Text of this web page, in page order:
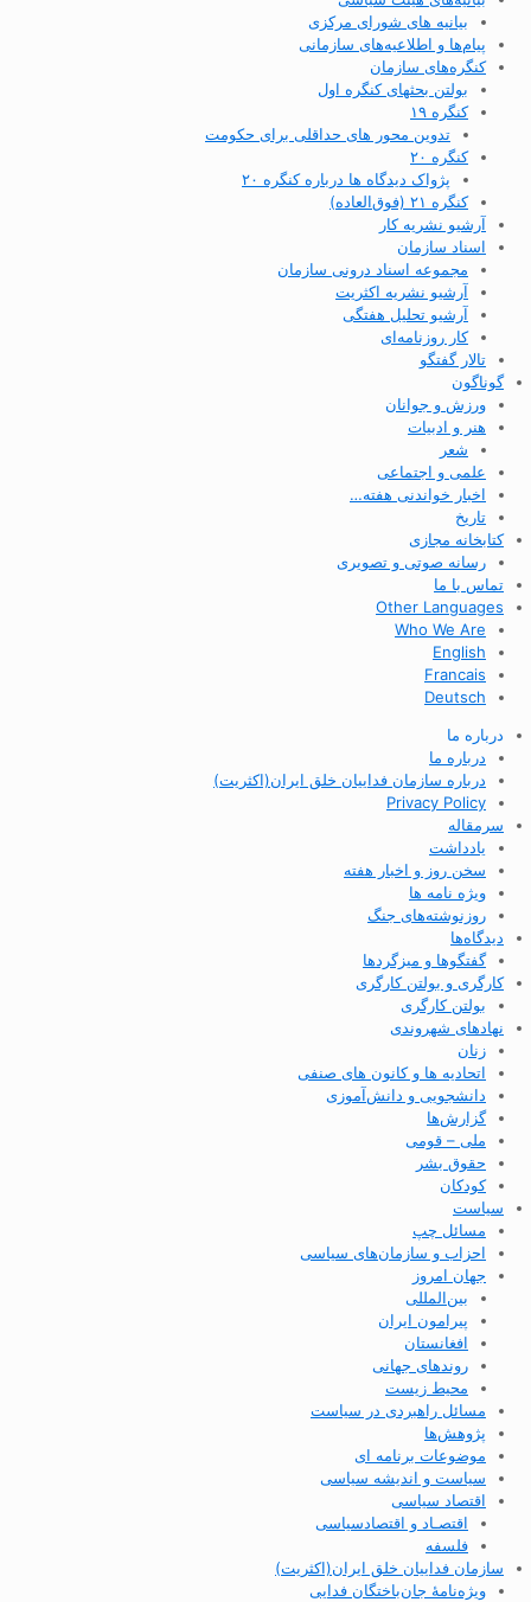
بیانیه های شورای مرکزی
پیام‌ها و اطلاعیه‌های سازمانی
کنگره‌های سازمان
بولتن بحثهای کنگره اول
کنگره ۱۹
تدوین محور های حداقلی برای حکومت
کنگره ۲۰
پژواک دیدگاه ها درباره کنگره ۲۰
کنگره ۲۱ (فوق‌العاده)
آرشیو نشریه کار
اسناد سازمان
مجموعه اسناد درونی سازمان
آرشیو نشریه اکثریت
آرشیو تحلیل هفتگی
کار روزنامه‌ای
تالار گفتگو
گوناگون
ورزش و جوانان
هنر و ادبیات
شعر
علمی و اجتماعی
اخبار خواندنی هفته…
تاریخ
کتابخانه مجازی
رسانه صوتی و تصویری
تماس با ما
Other Languages
Who We Are
English
Francais
Deutsch
درباره ما
درباره ما
درباره سازمان فداییان خلق ایران(اکثریت)
Privacy Policy
سرمقاله
یادداشت
سخن روز و اخبار هفته
ویژه نامه ها
روزنوشته‌های جنگ
دیدگاه‌ها
گفتگوها و میزگردها
کارگری و بولتن کارگری
بولتن کارگری
نهادهای شهروندی
زنان
اتحادیه ها و کانون های صنفی
دانشجویی و دانش‌آموزی
گزارش‌ها
ملی – قومی
حقوق بشر
کودکان
سیاست
مسائل چپ
احزاب و سازمان‌های سیاسی
جهان امروز
بین‌المللی
پیرامون ایران
افغانستان
روندهای جهانی
محیط زیست
مسائل راهبردی در سیاست
پژوهش‌ها
موضوعات برنامه ای
سیاست و اندیشه سیاسی
اقتصاد سیاسی
اقتصـاد و اقتصاد‌سیاسی
فلسفه
سازمان فداییان خلق ایران(اکثریت)
ویژه‌نامهٔ جان‌باختگان فدایی